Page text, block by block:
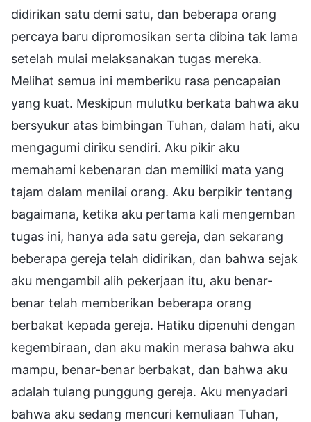
didirikan satu demi satu, dan beberapa orang
percaya baru dipromosikan serta dibina tak lama
setelah mulai melaksanakan tugas mereka.
Melihat semua ini memberiku rasa pencapaian
yang kuat. Meskipun mulutku berkata bahwa aku
bersyukur atas bimbingan Tuhan, dalam hati, aku
mengagumi diriku sendiri. Aku pikir aku
memahami kebenaran dan memiliki mata yang
tajam dalam menilai orang. Aku berpikir tentang
bagaimana, ketika aku pertama kali mengemban
tugas ini, hanya ada satu gereja, dan sekarang
beberapa gereja telah didirikan, dan bahwa sejak
aku mengambil alih pekerjaan itu, aku benar-
benar telah memberikan beberapa orang
berbakat kepada gereja. Hatiku dipenuhi dengan
kegembiraan, dan aku makin merasa bahwa aku
mampu, benar-benar berbakat, dan bahwa aku
adalah tulang punggung gereja. Aku menyadari
bahwa aku sedang mencuri kemuliaan Tuhan,